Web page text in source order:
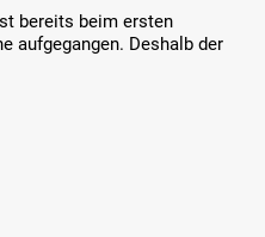
bereits beim ersten
aufgegangen. Deshalb der